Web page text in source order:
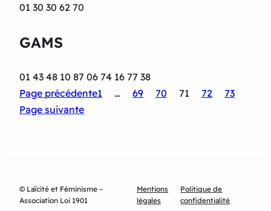
01 30 30 62 70
GAMS
01 43 48 10 87 06 74 16 77 38
Page précédente1 … 69 70 71 72
73
Page suivante
© Laïcité et Féminisme –
Association Loi 1901
Mentions
légales
Politique de
confidentialité